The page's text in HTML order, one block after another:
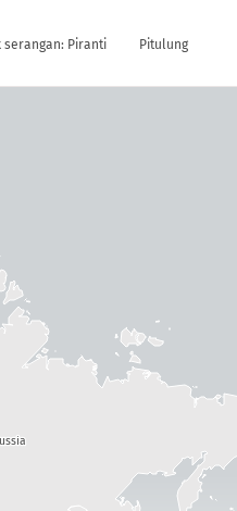
serangan: Piranti Pitulung